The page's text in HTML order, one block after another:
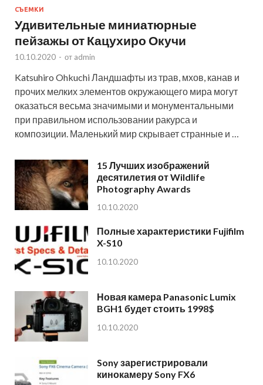
СЪЕМКИ
Удивительные миниатюрные
пейзажы от Кацухиро Окучи
10.10.2020 - от admin
Katsuhiro Ohkuchi Ландшафты из трав, мхов, канав и
прочих мелких элементов окружающего мира могут
оказаться весьма значимыми и монументальными
при правильном использовании ракурса и
композиции. Маленький мир скрывает странные и …
15 Лучших изображений
десятилетия от Wildlife
Photography Awards
10.10.2020
Полные характеристики Fujifilm
X-S10
10.10.2020
Новая камера Panasonic Lumix
BGH1 будет стоить 1998$
10.10.2020
Sony зарегистрировали
кинокамеру Sony FX6